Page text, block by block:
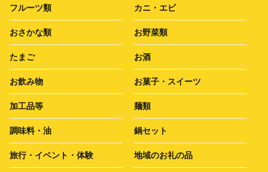
フルーツ類 カニ・エビ
おさかな類 お野菜類
たまご お酒
お飲み物 お菓子・スイーツ
加工品等 麺類
調味料・油 鍋セット
旅行・イベント・体験 地域のお礼の品